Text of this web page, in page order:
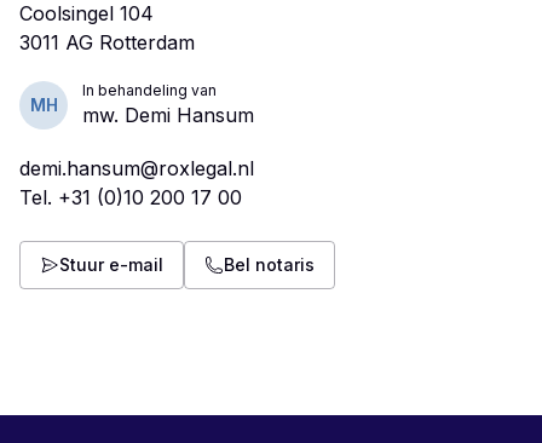
Coolsingel 104
MH
In behandeling van
mw. Demi Hansum
demi.hansum@roxlegal.nl
Tel. +31 (0)10 200 17 00
Stuur e-mail Bel notaris